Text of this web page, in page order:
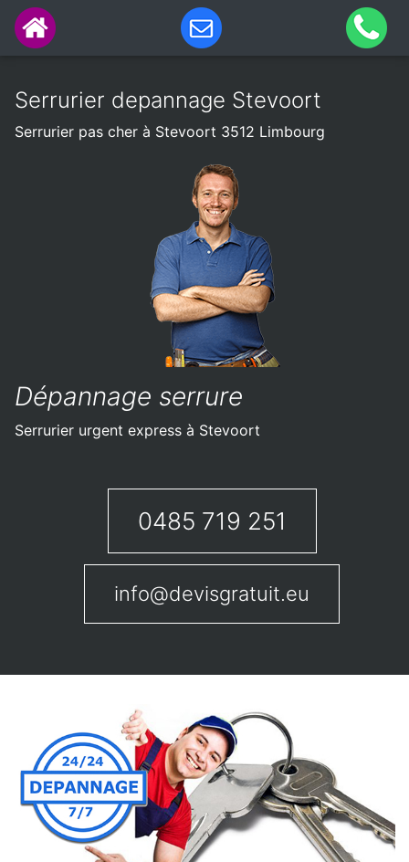
Serrurier depannage Stevoort
Serrurier pas cher à Stevoort 3512 Limbourg
Dépannage serrure
Serrurier urgent express à Stevoort
0485 719 251
info@devisgratuit.eu